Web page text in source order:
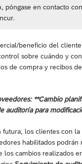
póngase en contacto
beneficio del
sobre cuándo y
de compra y recibos
**Cambio
auditoría para
futura, los clientes con
habilitados podrán
los cambios realizados